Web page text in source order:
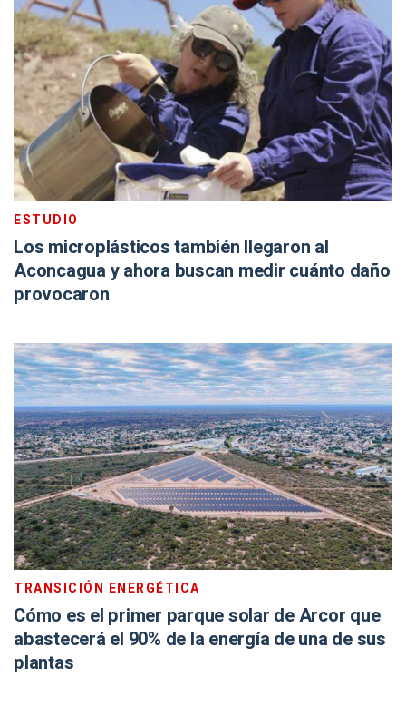
ESTUDIO
Los microplásticos también llegaron al
Aconcagua y ahora buscan medir cuánto daño
provocaron
TRANSICIÓN ENERGÉTICA
Cómo es el primer parque solar de Arcor que
abastecerá el 90% de la energía de una de sus
plantas